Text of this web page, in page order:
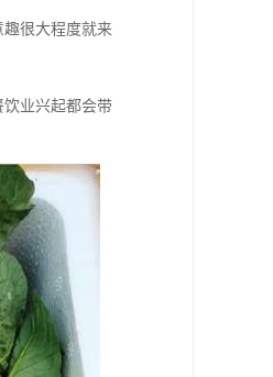
很大程度就来
业兴起都会带